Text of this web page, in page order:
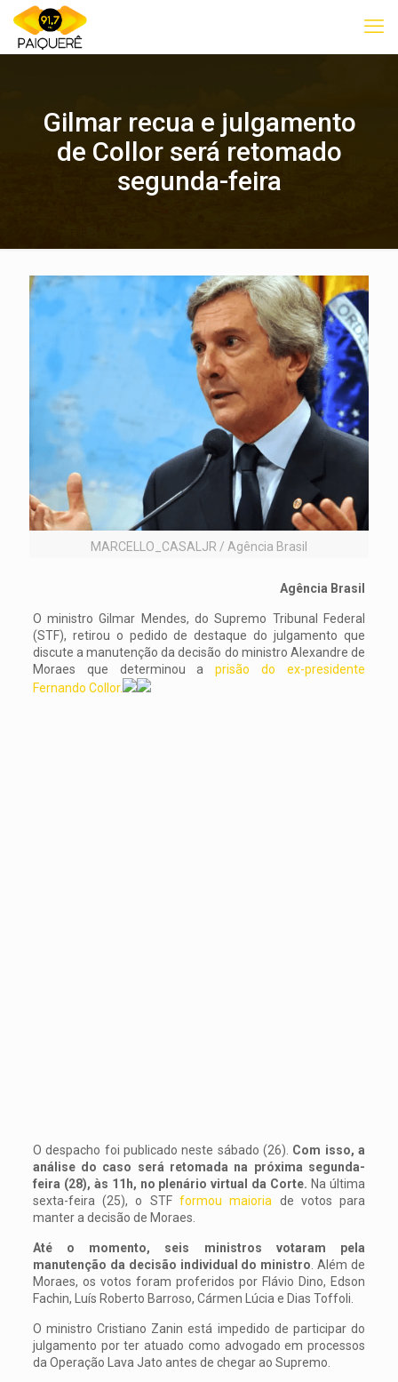
Gilmar recua e julgamento
de Collor será retomado
segunda-feira
MARCELLO_CASALJR / Agência Brasil
Agência Brasil
O ministro Gilmar Mendes, do Supremo Tribunal Federal
(STF), retirou o pedido de destaque do julgamento que
discute a manutenção da decisão do ministro Alexandre de
Moraes que determinou aprisão do ex-presidente
Fernando Collor.
O despacho foi publicado neste sábado (26). Com isso, a
análise do caso será retomada na próxima segunda-
feira (28), às 11h, no plenário virtual da Corte. Na última
sexta-feira (25), o STF formou maioria de votos para
manter a decisão de Moraes.
Até o momento, seis ministros votaram pela
manutenção da decisão individual do ministro . Além de
Moraes, os votos foram proferidos por Flávio Dino, Edson
Fachin, Luís Roberto Barroso, Cármen Lúcia e Dias Toffoli.
O ministro Cristiano Zanin está impedido de participar do
julgamento por ter atuado como advogado em processos
da Operação Lava Jato antes de chegar ao Supremo.